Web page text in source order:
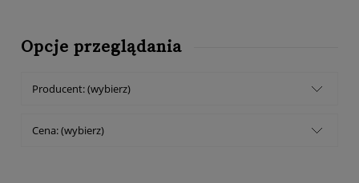
Opcje przeglądania
Producent: (wybierz)
Cena: (wybierz)